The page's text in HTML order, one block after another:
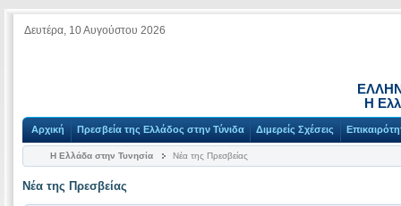
Δευτέρα, 10 Αυγούστου 2026
Η
Αρχική Πρεσβεία της Ελλάδος στην Τύνιδα Διμερείς Σχέσεις
Η Ελλάδα στην Τυνησία Νέα της Πρεσβείας
Νέα της Πρεσβείας